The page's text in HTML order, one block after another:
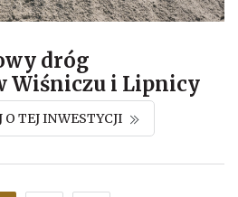
dróg
Wiśniczu i Lipnicy
O TEJ INWESTYCJI